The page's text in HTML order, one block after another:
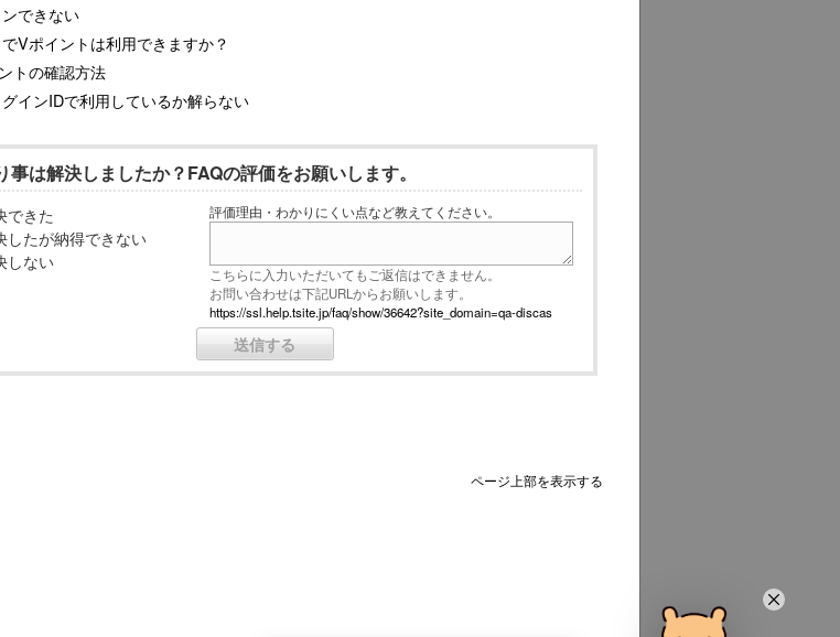
できない
Vポイントは利用できますか？
トの確認方法
インIDで利用しているか解らない
事は解決しましたか？FAQの評価をお願いします。
できた
したが納得できない
しない
評価理由・わかりにくい点など教えてください。
こちらに入力いただいてもご返信はできません。
お問い合わせは下記URLからお願いします。
https://ssl.help.tsite.jp/faq/show/36642?site_domain=qa-discas
ページ上部を表示する